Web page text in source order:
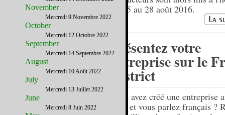
du 25 au 28 août 2016.
Présentez votre
entreprise sur le
District
Vous avez créé une entreprise
Unis et vous parlez français ?
November
Mercredi 9 Novembre 2022
October
Mercredi 12 Octobre 2022
September
Mercredi 14 Septembre 2022
August
Mercredi 10 Août 2022
July
Mercredi 13 Juillet 2022
June
Mercredi 8 Juin 2022